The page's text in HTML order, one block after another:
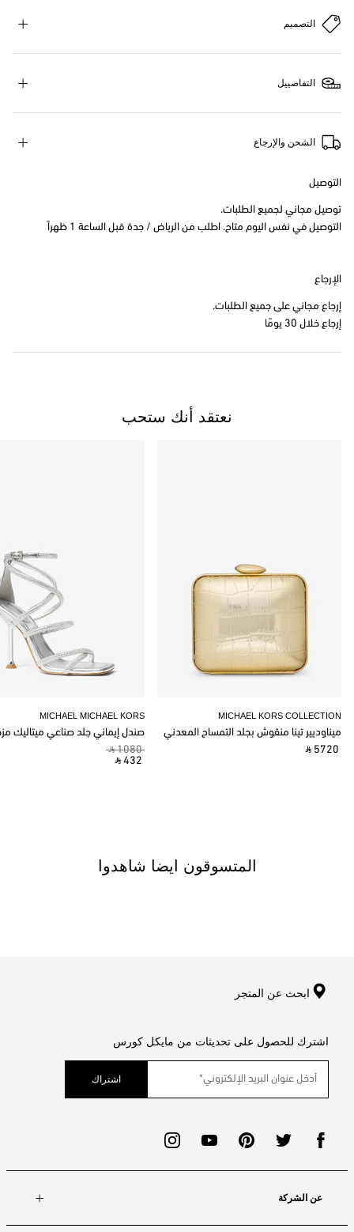
التصميم
التفاصييل
الشحن والإرجاع
التوصيل
توصيل مجاني لجميع الطلبات.
التوصيل في نفس اليوم متاح. اطلب من الرياض / جدة قبل الساعة 1 ظهراً
الإرجاع
إرجاع مجاني على جميع الطلبات.
إرجاع خلال 30 يومًا
نعتقد أنك ستحب
MICHAEL MICHAEL KORS
صندل إيماني جلد صناعي ميتاليك
‎ ⃁ 1080 ‎
‎ ⃁ 432 ‎
MICHAEL KORS COLLECTION
ميناوديير تينا منقوش بجلد التمساح المعدني
‎ ⃁ 5720 ‎
المتسوقون ايضا شاهدوا
ابحث عن المتجر
اشترك للحصول على تحديثات من مايكل كورس
اشتراك
عن الشركة